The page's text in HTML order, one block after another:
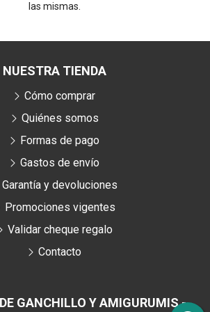
las mismas.
GANCHILLO Y AMIGURUMIS -
NUESTRA TIENDA
Cómo comprar
Quiénes somos
Formas de pago
Gastos de envío
Garantía y devoluciones
Promociones vigentes
Validar cheque regalo
Contacto